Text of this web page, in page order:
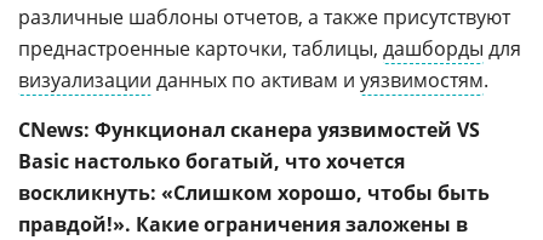
различные шаблоны отчетов, а также присутствуют
преднастроенные карточки, таблицы, дашборды для
визуализации данных по активам и уязвимостям.
CNews: Функционал сканера уязвимостей VS
Basic настолько богатый, что хочется
воскликнуть: «Слишком хорошо, чтобы быть
правдой!». Какие ограничения заложены в